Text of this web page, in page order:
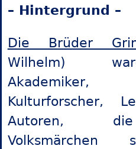
– Hintergrund –
Die Brüder
Wilhelm)
Kulturforscher,
Autoren,
Volksmärchen